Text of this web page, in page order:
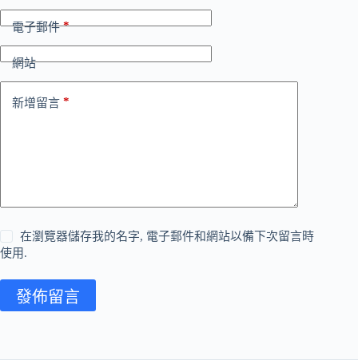
電子郵件*
網站
新增留言 *
在瀏覽器儲存我的名字, 電子郵件和網站以備下次留言時
使用.
發佈留言